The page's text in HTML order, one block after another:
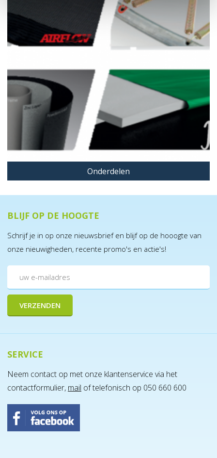
Onderdelen
BLIJF OP DE HOOGTE
Schrijf je in op onze nieuwsbrief en blijf op de hooogte van
onze nieuwigheden, recente promo's en actie's!
SERVICE
Neem contact op met onze klantenservice via het
contactformulier, mail of telefonisch op 050 660 600